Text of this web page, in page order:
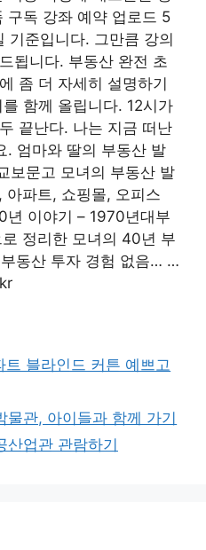
구독 강좌 예약 업로드 5
기준입니다. 그만큼 강의
됩니다. 부동산 완전 초
좀 더 자세히 설명하기
함께 올립니다. 12시가
끝난다. 나는 지금 떠난
. 엄마와 딸의 부동산 발
보문고 모녀의 부동산 발
파트, 쇼핑몰, 오피스
년 이야기 – 1970년대부
정리한 모녀의 40년 부
동산 투자 경험 없음… …
블라인드 커튼 예쁘고
물관, 아이들과 함께 가기
산업관 관람하기